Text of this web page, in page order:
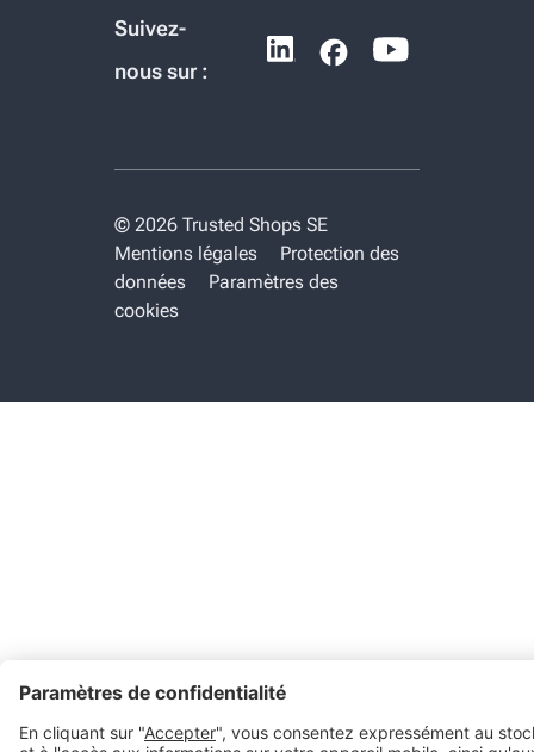
Suivez-
nous sur :
© 2026 Trusted Shops SE
Mentions légales
Protection des
données
Paramètres des
cookies